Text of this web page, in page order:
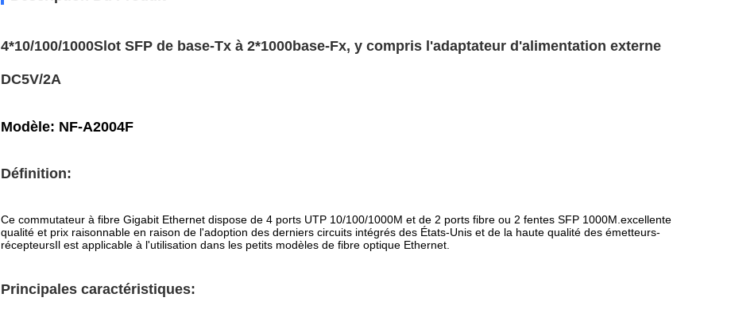
4*10/100/1000Slot SFP de base-Tx à 2*1000base-Fx, y compris l'adaptateur d'alimentation externe
DC5V/2A
Modèle: NF-A2004F
Définition:
Ce commutateur à fibre Gigabit Ethernet dispose de 4 ports UTP 10/100/1000M et de 2 ports fibre ou 2 fentes SFP 1000M.excellente
qualité et prix raisonnable en raison de l'adoption des derniers circuits intégrés des États-Unis et de la haute qualité des émetteurs-
récepteursIl est applicable à l'utilisation dans les petits modèles de fibre optique Ethernet.
Principales caractéristiques: